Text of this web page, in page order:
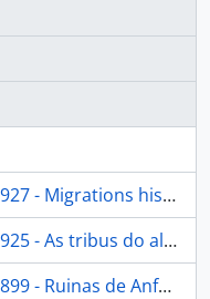
historiques des tupi-guarani
tribus do alto Madeira
el pueblo pre-histórico de la Ciénega.